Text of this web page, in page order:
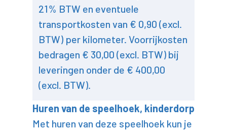
21% BTW en eventuele
transportkosten van € 0,90 (excl.
BTW) per kilometer. Voorrijkosten
bedragen € 30,00 (excl. BTW) bij
leveringen onder de € 400,00
(excl. BTW).
Huren van de speelhoek, kinderdorp
Met huren van deze speelhoek kun je